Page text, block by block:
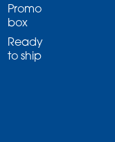
Promo
box
Ready
to ship